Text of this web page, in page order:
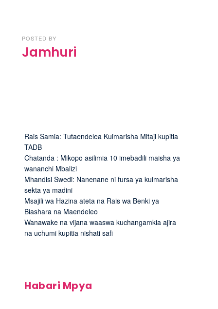
POSTED BY
Jamhuri
Rais Samia: Tutaendelea Kuimarisha Mitaji kupitia
TADB
Chatanda : Mikopo asilimia 10 imebadili maisha ya
wananchi Mbalizi
Mhandisi Swedi: Nanenane ni fursa ya kuimarisha
sekta ya madini
Msajili wa Hazina ateta na Rais wa Benki ya
Biashara na Maendeleo
Wanawake na vijana waaswa kuchangamkia ajira
na uchumi kupitia nishati safi
Habari Mpya